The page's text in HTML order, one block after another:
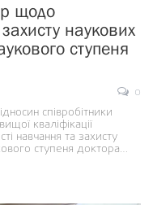
щодо
наукових
ступеня
0
співробітники
кваліфікації
навчання та захисту
ступеня доктора…